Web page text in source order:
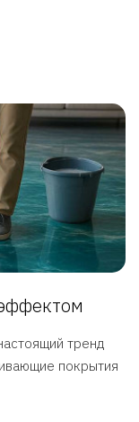
тренд
покрытия